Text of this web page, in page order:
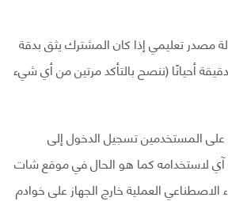
مصدر تعليمي إذا كان المشترك يثق بدقة
أحيانًا (ننصح بالتأكد مرتين من أي شيء
على المستخدمين تسجيل الدخول إلى
آي لاستخدامه كما هو الحال في موقع شات
الاصطناعي العملية خارج الجهاز على خوادم